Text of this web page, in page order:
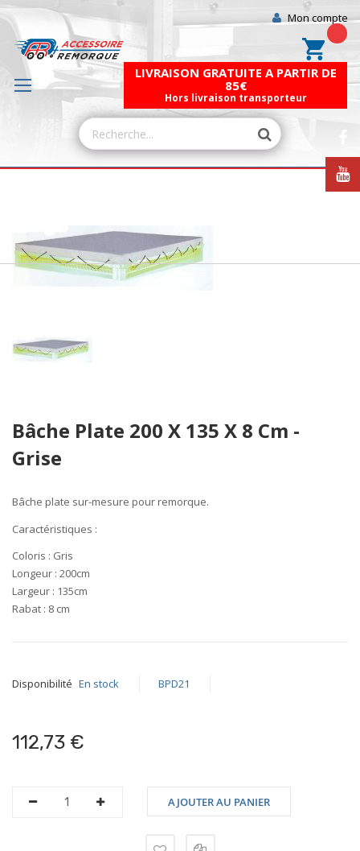
Mon compte
Mon
LIVRAISON GRATUITE A PARTIR DE
85€
Hors livraison transporteur
to
the
images
gallery
to
beginning
the
gallery
Bâche Plate 200 X 135 X 8 Cm -
Grise
Bâche plate sur-mesure pour remorque.
Caractéristiques :
Coloris : Gris
Longeur : 200cm
Largeur : 135cm
Rabat : 8 cm
Disponibilité En stock BPD21
112,73 €
AJOUTER AU PANIER